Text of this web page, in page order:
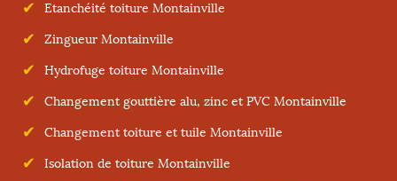
Etanchéité toiture Montainville
Zingueur Montainville
Hydrofuge toiture Montainville
Changement gouttière alu, zinc et PVC Montainville
Changement toiture et tuile Montainville
Isolation de toiture Montainville